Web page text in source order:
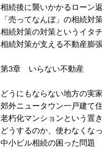
相続後に襲いかかるローン
「売ってなんぼ」の相続対
相続対策の対策というイタ
相続対策が支える不動産膨
第3章 いらない不動産
どうにもならない地方の実家
郊外ニュータウン一戸建て
老朽化マンションという置
どうするのか、使わなくな
中小ビル相続の困った問題